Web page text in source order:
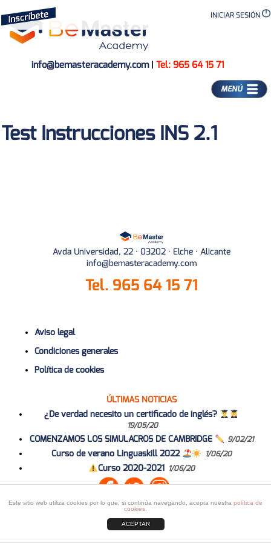
INICIAR SESIÓN
info@bemasteracademy.com| Tel: 965 64 15 71
MENÚ
Test Instrucciones INS 2.1
Este sitio web utiliza cookies por lo que, si continúa navegando, acepta nuestra política de
cookies
ACEPTAR
Avda Universidad, 22 · 03202 · Elche · Alicante
info@bemasteracademy.com
Tel. 965 64 15 71
Aviso legal
Condiciones generales
Política de cookies
ÚLTIMAS NOTICIAS
¿De verdad necesito un certificado de inglés?
19/05/20
COMENZAMOS LOS SIMULACROS DE CAMBRIDGE 9/02/21
Curso de verano Linguaskill 2022 1/06/20
Curso 2020-2021 1/06/20